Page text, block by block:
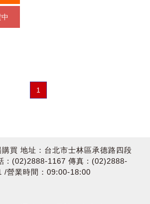
1
買 地址：台北市士林區承德路四段
: (02)2888-1167 傳真 : (02)2888-
/營業時間：09:00-18:00